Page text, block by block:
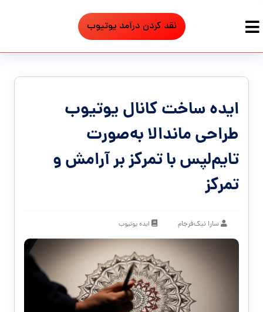
نقد کردن درآمد یوتیوب
ایده ساخت کانال یوتیوب
طراحی ماندالا به‌صورت
تایم‌لپس با تمرکز بر آرامش و
تمرکز
سارا نیک‌فرجام ایده یوتیوب